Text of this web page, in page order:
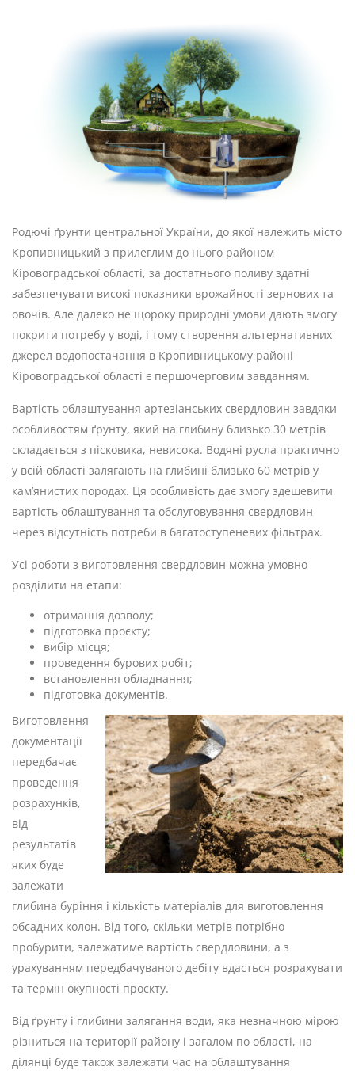
Родючі ґрунти центральної України, до якої належить місто
Кропивницький з прилеглим до нього районом
Кіровоградської області, за достатнього поливу здатні
забезпечувати високі показники врожайності зернових та
овочів. Але далеко не щороку природні умови дають змогу
покрити потребу у воді, і тому створення альтернативних
джерел водопостачання в Кропивницькому районі
Кіровоградської області є першочерговим завданням.
Вартість облаштування артезіанських свердловин завдяки
особливостям ґрунту, який на глибину близько 30 метрів
складається з пісковика, невисока. Водяні русла практично
у всій області залягають на глибині близько 60 метрів у
кам’янистих породах. Ця особливість дає змогу здешевити
вартість облаштування та обслуговування свердловин
через відсутність потреби в багатоступеневих фільтрах.
Усі роботи з виготовлення свердловин можна умовно
розділити на етапи:
отримання дозволу;
підготовка проєкту;
вибір місця;
проведення бурових робіт;
встановлення обладнання;
підготовка документів.
Виготовлення
документації
передбачає
проведення
розрахунків,
від
результатів
яких буде
залежати
глибина буріння і кількість матеріалів для виготовлення
обсадних колон. Від того, скільки метрів потрібно
пробурити, залежатиме вартість свердловини, а з
урахуванням передбачуваного дебіту вдасться розрахувати
та термін окупності проєкту.
Від ґрунту і глибини залягання води, яка незначною мірою
різниться на території району і загалом по області, на
ділянці буде також залежати час на облаштування